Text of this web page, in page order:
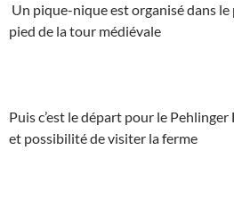
Un pique-nique est organisé dans le
pied de la tour médiévale
Puis c’est le départ pour le
et possibilité de visiter la ferme